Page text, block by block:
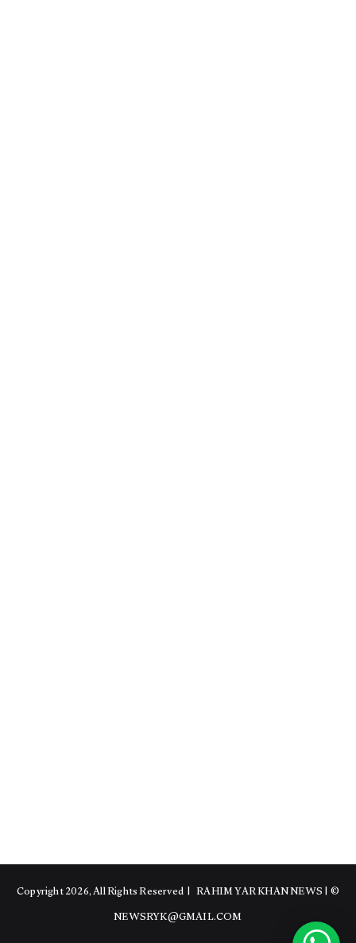
© Copyright 2026, All Rights Reserved |
RAHIM YAR KHAN NEWS|
NEWSRYK@GMAIL.COM